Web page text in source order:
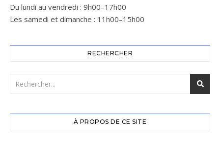
Du lundi au vendredi : 9h00–17h00
Les samedi et dimanche : 11h00–15h00
RECHERCHER
À PROPOS DE CE SITE